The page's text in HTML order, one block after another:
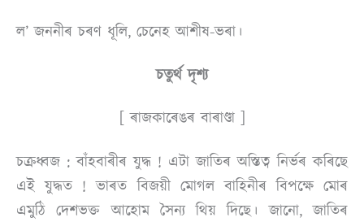
ল’ জননীৰ চৰণ ধূলি, চেনেহ আশীষ-ভৰা।
চতুর্থ দৃশ্য
[ ৰাজকাৰেঙৰ বাৰাণ্ডা ]
চক্ৰধ্বজ : বাঁহবাৰীৰ যুদ্ধ ! এটা জাতিৰ অস্তিত্ব নির্ভৰ কৰিছে
এই যুদ্ধত ! ভাৰত বিজয়ী মােগল বাহিনীৰ বিপক্ষে মােৰ
এমুঠি দেশভক্ত আহােম সৈন্য থিয় দিছে। জানাে, জাতিৰ